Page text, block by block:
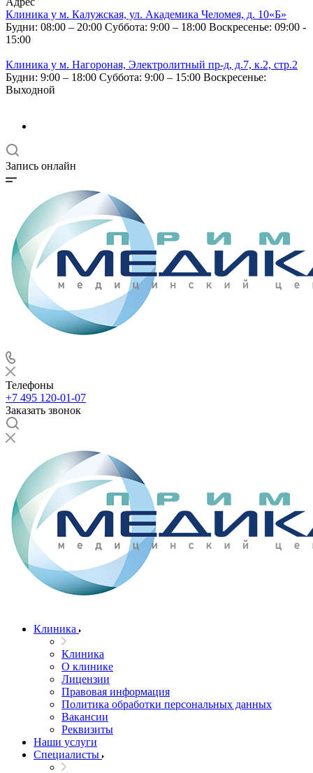
Клиника у м. Калужская, ул. Академика Челомея, д. 10«Б»
Будни: 08:00 – 20:00 Суббота: 9:00 – 18:00 Воскресенье: 09:00 -
15:00
Клиника у м. Нагороная, Электролитный пр-д, д.7, к.2, стр.2
Будни: 9:00 – 18:00 Суббота: 9:00 – 15:00 Воскресенье:
Выходной
Запись онлайн
Телефоны
+7 495 120-01-07
Заказать звонок
Клиника
Клиника
О клинике
Лицензии
Правовая информация
Политика обработки персональных данных
Вакансии
Реквизиты
Наши услуги
Специалисты